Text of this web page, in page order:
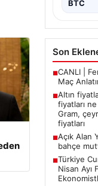
BTC
Son
■CANLI |
Maç
■Altın
fiyatları
Gram,
fiyatları
■Açık Alan
bahçe
■Türkiye
Nisan Ayı